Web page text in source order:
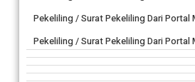
Pekeliling / Surat Pekeliling Dari Portal
Pekeliling / Surat Pekeliling Dari Portal